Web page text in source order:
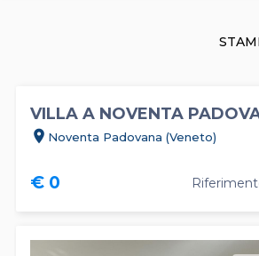
VILLA A NOVENTA
location_on Noventa Padovana (Veneto)
€ 0